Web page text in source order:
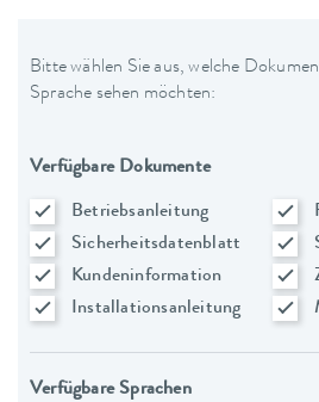
Bitte wählen Sie aus, welche
Sprache sehen möchten:
Verfügbare Dokumente
Betriebsanleitung
Sicherheitsdatenblatt
Kundeninformation
Installationsanleitung
Verfügbare Sprachen